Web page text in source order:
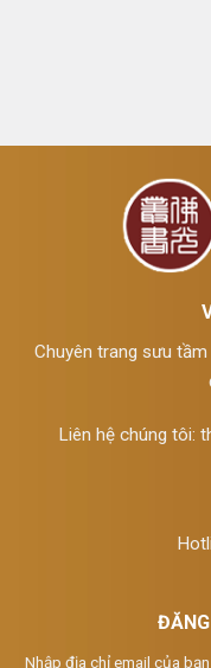
Chuyên trang sưu
Liên hệ chúng tôi:
Nhập địa chỉ email của